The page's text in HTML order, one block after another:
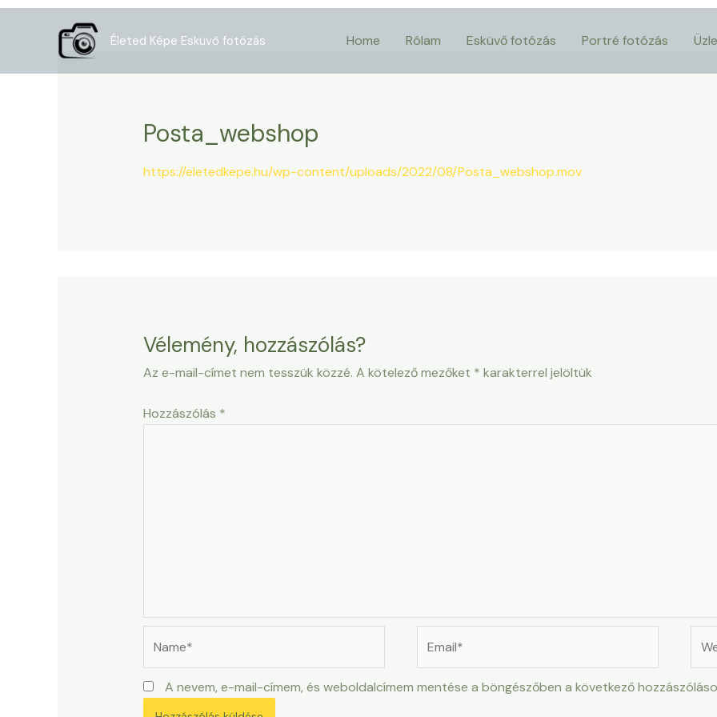
Skip
Életed Képe Esküvő fotózás Home Rólam Esküvő fotózás Portré fotózás
Posta_webshop
https://eletedkepe.hu/wp-content/uploads/2022/08/Posta_webshop.mov
Vélemény, hozzászólás?
Az e-mail-címet nem tesszük közzé. A kötelező mezőket * karakterrel jelöltük
Hozzászólás *
A nevem, e-mail-címem, és weboldalcímem mentése a böngészőben a következő